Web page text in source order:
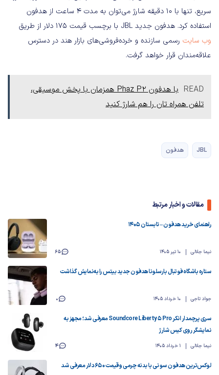
سریع، تنها با ۱۰ دقیقه شارژ می‌توان به مدت ۴ ساعت از هدفون
استفاده کرد. هدفون جدید JBL با برچسب قیمت ۱۷۵ دلار از طریق
وب سایت رسمی سازنده و خرده‌فروشی‌های بازار هند در دسترس
علاقه‌مندان قرار خواهد گرفت.
READ
با هدفون Phaz P2 همزمان با پخش موسیقی،
تلفن همراه تان را هم شارژ کنید
JBL هدفون
مقالات و اخبار مرتبط
راهنمای خرید هدفون – تابستان ۱۴۰۵
نیما جلالی 10 تیر 1405 65
ستاره باشگاه فوتبال بارسلونا هدفون جدید بیتس را به‌نمایش گذاشت
جواد تاجی 10 خرداد 1405 0
سری پرچمدار انکر Soundcore Liberty 5 Pro معرفی شد؛ مجهز به
نمایشگر روی کیس شارژ
نیما جلالی 1 خرداد 1405 4
لوکس‌ترین هدفون سونی با بدنه چرمی و قیمت ۶۵۰ دلار معرفی شد